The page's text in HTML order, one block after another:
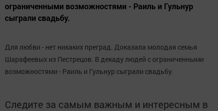
ограниченными возможностями - Раиль и Гульнур
сыграли свадьбу.
Для любви - нет никаких преград. Доказала молодая семья
Шарафеевых из Пестрецов. В декаду людей с ограниченными
возможностями - Раиль и Гульнур сыграли свадьбу.
Следите за самым важным и интересным в